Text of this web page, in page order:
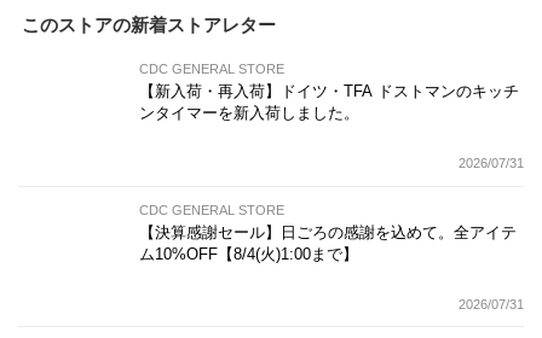
このストアの新着ストアレター
CDC GENERAL STORE
【新入荷・再入荷】ドイツ・TFA ドストマンのキッチ
ンタイマーを新入荷しました。
2026/07/31
CDC GENERAL STORE
【決算感謝セール】日ごろの感謝を込めて。全アイテ
ム10%OFF【8/4(火)1:00まで】
2026/07/31